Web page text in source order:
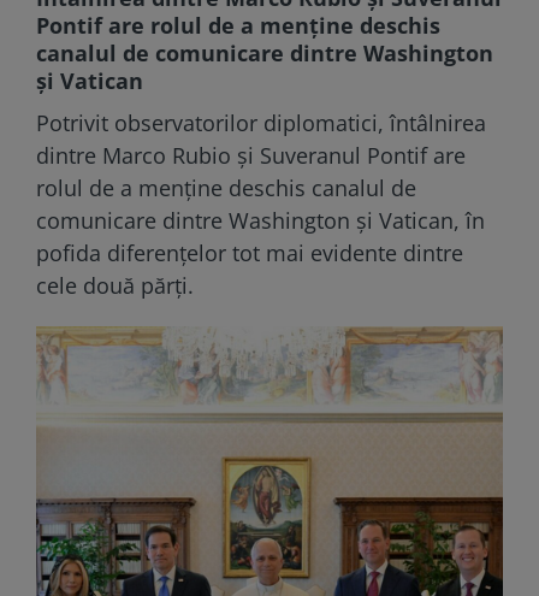
Pontif are rolul de a menține deschis
canalul de comunicare dintre Washington
și Vatican
Potrivit observatorilor diplomatici, întâlnirea
dintre Marco Rubio și Suveranul Pontif are
rolul de a menține deschis canalul de
comunicare dintre Washington și Vatican, în
pofida diferențelor tot mai evidente dintre
cele două părți.